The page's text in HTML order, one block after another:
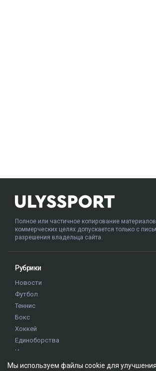
Полное или частичное копирование
коммерческих целях допускается только с
разрешения владельца сайта.
Рубрики
Новости
Футбол
Теннис
Бокс
Хоккей
Единоборства
Истории
Олимпиада
Мы используем файлы cookie для улучшения